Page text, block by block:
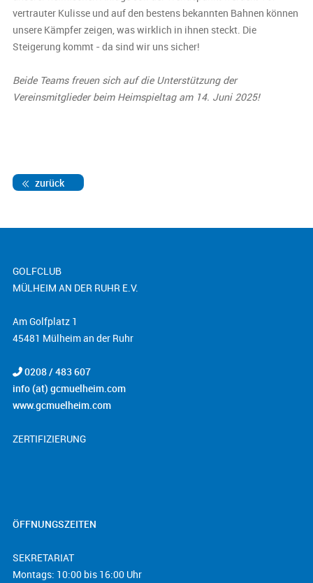
vertrauter Kulisse und auf den bestens bekannten Bahnen können
unsere Kämpfer zeigen, was wirklich in ihnen steckt. Die
Steigerung kommt - da sind wir uns sicher!
Beide Teams freuen sich auf die Unterstützung der
Vereinsmitglieder beim Heimspieltag am 14. Juni 2025!
zurück
GOLFCLUB
MÜLHEIM AN DER RUHR E.V.
Am Golfplatz 1
45481 Mülheim an der Ruhr
0208 / 483 607
info (at) gcmuelheim.com
www.gcmuelheim.com
ZERTIFIZIERUNG
ÖFFNUNGSZEITEN
SEKRETARIAT
Montags: 10:00 bis 16:00 Uhr